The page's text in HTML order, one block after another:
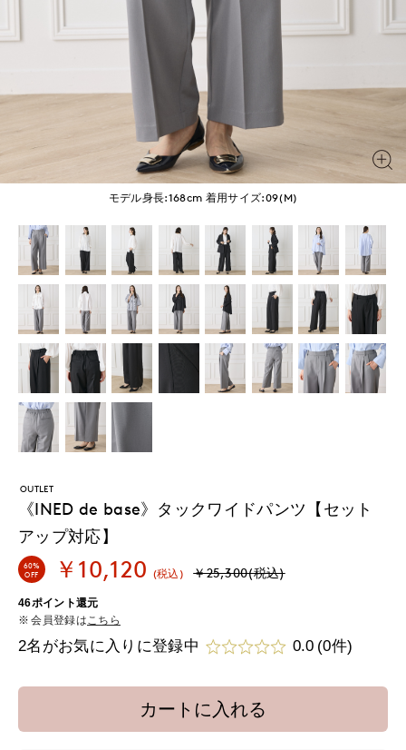
モデル身長:168cm 着用サイズ:09(M)
OUTLET
《INED de base》タックワイドパンツ【セット
アップ対応】
60%
OFF
￥10,120 (税込) ￥25,300(税込)
46ポイント還元
会員登録は こちら
2名がお気に入りに登録中 0.0 (0件)
カートに入れる